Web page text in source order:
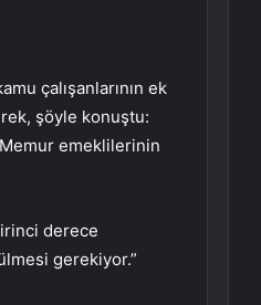
çalışanlarının ek
şöyle konuştu:
emeklilerinin
derece
gerekiyor.”